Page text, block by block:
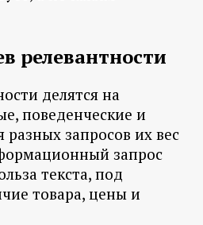
релевантности
делятся на
поведенческие и
запросов их вес
запрос
текста, под
товара, цены и